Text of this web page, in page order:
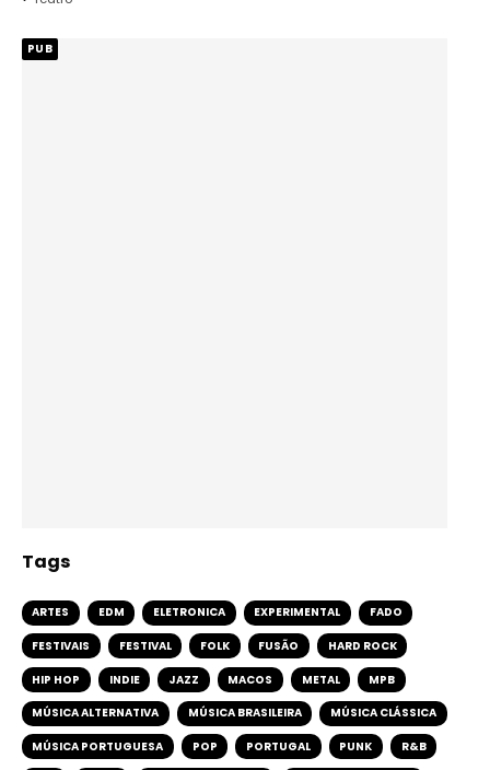
PUB
Tags
ARTES EDM ELETRONICA EXPERIMENTAL FADO
FESTIVAIS FESTIVAL FOLK FUSÃO HARD ROCK
HIP HOP INDIE JAZZ MACOS METAL MPB
MÚSICA ALTERNATIVA MÚSICA BRASILEIRA MÚSICA CLÁSSICA
MÚSICA PORTUGUESA POP PORTUGAL PUNK R&B